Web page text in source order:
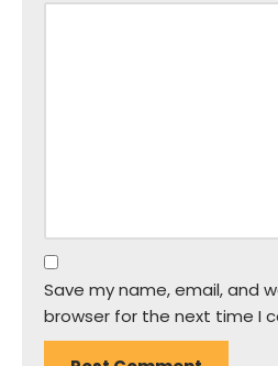
Save my name, email, and
browser for the next time I